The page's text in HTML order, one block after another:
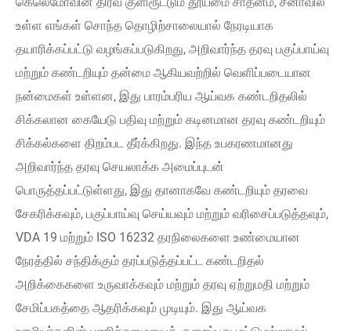
உள்ள எங்கள் சொந்த தொழிற்சாலையால் நேரடியாக
தயாரிக்கப்பட்டு வழங்கப்படுகிறது, அறிவார்ந்த தரவு பகுப்பாய்வு
மற்றும் கண்டறியும் தன்மை ஆகியவற்றில் வெளிப்படையான
நன்மைகள் உள்ளன, இது பாரம்பரிய ஆய்வக கண்டறிதலில்
சிக்கலான கையேடு பதிவு மற்றும் கடினமான தரவு கண்டறியும்
சிக்கல்களை திறம்பட தீர்க்கிறது. இந்த உபகரணமானது
அறிவார்ந்த தரவு செயலாக்க அமைப்புடன்
பொருத்தப்பட்டுள்ளது, இது தானாகவே கண்டறியும் தரவை
சேகரிக்கவும், பகுப்பாய்வு செய்யவும் மற்றும் வரிசைப்படுத்தவும்,
VDA 19 மற்றும் ISO 16232 தரநிலைகளை உண்மையான
நேரத்தில் சந்திக்கும் தரப்படுத்தப்பட்ட கண்டறிதல்
அறிக்கைகளை உருவாக்கவும் மற்றும் தரவு ஏற்றுமதி மற்றும்
சேமிப்பகத்தை ஆதரிக்கவும் முடியும். இது ஆய்வக